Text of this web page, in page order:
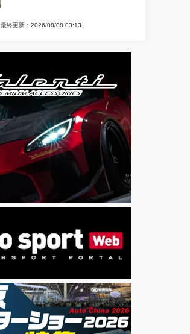
最終更新：2026/08/08 03:13